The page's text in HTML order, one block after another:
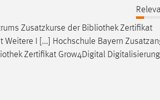
Zusatzkurse der BibliothekZertifikat
I [...] Hochschule Bayern
Zertifikat Grow4Digital